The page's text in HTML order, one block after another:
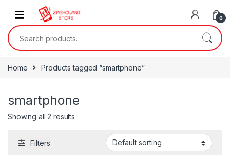
0
Home Products tagged “smartphone”
smartphone
Showing all 2 results
Filters